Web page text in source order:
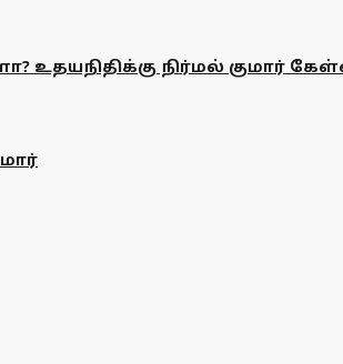
உதயநிதிக்கு நிர்மல் குமார்